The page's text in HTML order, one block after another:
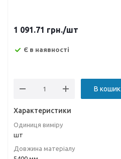
1 091.71 грн./шт
Є в наявності
В кошик
Характеристики
Одиниця виміру
шт
Довжина матеріалу